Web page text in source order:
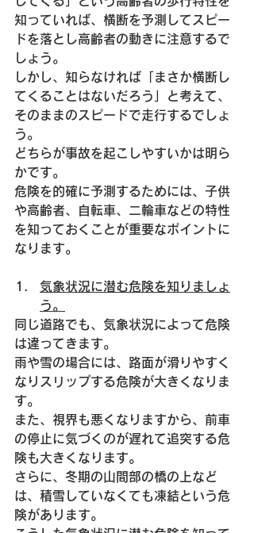
知っていれば、横断を予測してスピー
ドを落とし高齢者の動きに注意するで
しょう。
しかし、知らなければ「まさか横断し
てくることはないだろう」と考えて、
そのままのスピードで走行するでしょ
う。
どちらが事故を起こしやすいかは明ら
かです。
危険を的確に予測するためには、子供
や高齢者、自転車、二輪車などの特性
を知っておくことが重要なポイントに
なります。
気象状況に潜む危険を知りましょ
う。
同じ道路でも、気象状況によって危険
は違ってきます。
雨や雪の場合には、路面が滑りやすく
なりスリップする危険が大きくなりま
す。
また、視界も悪くなりますから、前車
の停止に気づくのが遅れて追突する危
険も大きくなります。
さらに、冬期の山間部の橋の上など
は、積雪していなくても凍結という危
険があります。